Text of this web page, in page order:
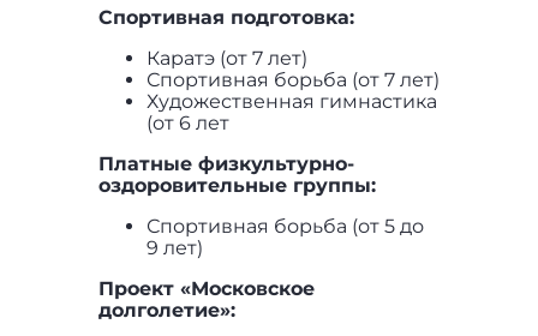
Спортивная подготовка:
Каратэ (от 7 лет)
Спортивная борьба (от 7 лет)
Художественная гимнастика
(от 6 лет
Платные физкультурно-
оздоровительные группы:
Спортивная борьба (от 5 до
9 лет)
Проект «Московское
долголетие»: